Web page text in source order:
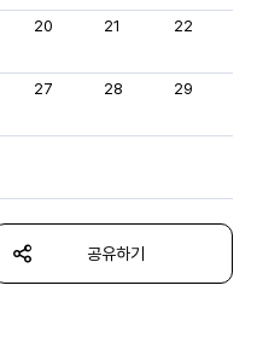
20 21 22
27 28 29
공유하기